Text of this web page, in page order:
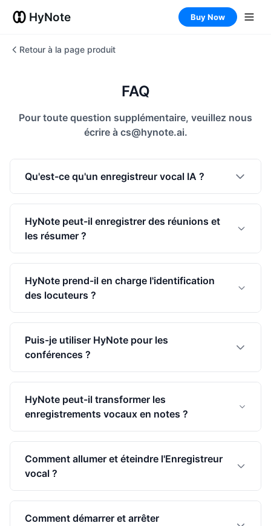
HyNote Buy Now
FAQ
Avis clients
Identification des intervenants
Prise de notes multimodale par IA
Retour à la page produit
FAQ
Pour toute question supplémentaire, veuillez nous
écrire à cs@hynote.ai.
Qu'est-ce qu'un enregistreur vocal IA ?
HyNote peut-il enregistrer des réunions et
les résumer ?
HyNote prend-il en charge l'identification
des locuteurs ?
Puis-je utiliser HyNote pour les
conférences ?
HyNote peut-il transformer les
enregistrements vocaux en notes ?
Comment allumer et éteindre l'Enregistreur
vocal ?
Comment démarrer et arrêter